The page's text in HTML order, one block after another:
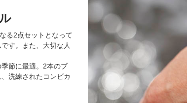
る2点セットとなって
す。また、大切な人
節に最適。2本のブ
洗練されたコンビカ